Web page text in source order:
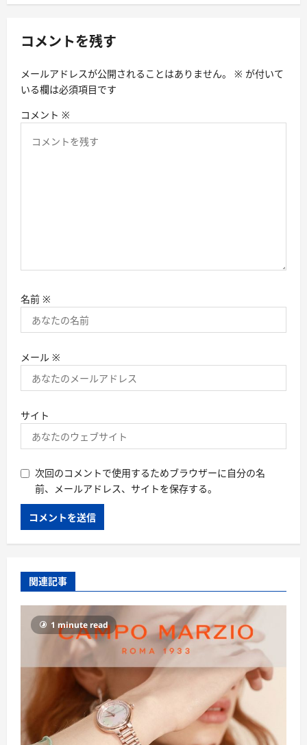
ー
ョ
コメントを残す
メールアドレスが公開されることはありません。 ※ が付いて
いる欄は必須項目です
コメント ※
名前 ※
メール ※
サイト
次回のコメントで使用するためブラウザーに自分の名
前、メールアドレス、サイトを保存する。
関連記事
1 minute read